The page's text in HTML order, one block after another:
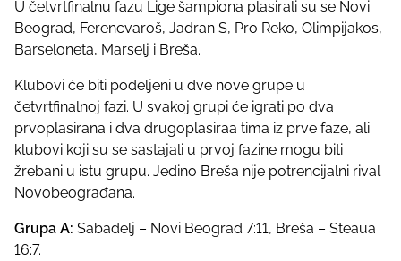
U četvrtfinalnu fazu Lige šampiona plasirali su se Novi
Beograd, Ferencvaroš, Jadran S, Pro Reko, Olimpijakos,
Barseloneta, Marselj i Breša.
Klubovi će biti podeljeni u dve nove grupe u
četvrtfinalnoj fazi. U svakoj grupi će igrati po dva
prvoplasirana i dva drugoplasiraa tima iz prve faze, ali
klubovi koji su se sastajali u prvoj fazine mogu biti
žrebani u istu grupu. Jedino Breša nije potrencijalni rival
Novobeograđana.
Grupa A: Sabadelj – Novi Beograd 7:11, Breša – Steaua
16:7.